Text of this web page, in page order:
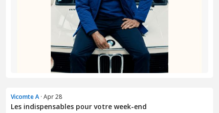
Vicomte A · Apr 28
Les indispensables pour votre week-end